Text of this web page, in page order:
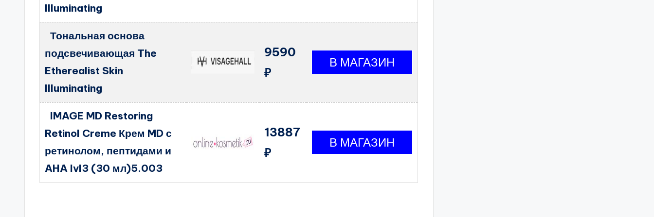
Illuminating
Тональная основа
подсвечивающая The
Etherealist Skin
Illuminating
9590
₽
IMAGE MD Restoring
Retinol Creme Крем MD с
ретинолом, пептидами и
AHA lvl3 (30 мл)5.003
13887
₽